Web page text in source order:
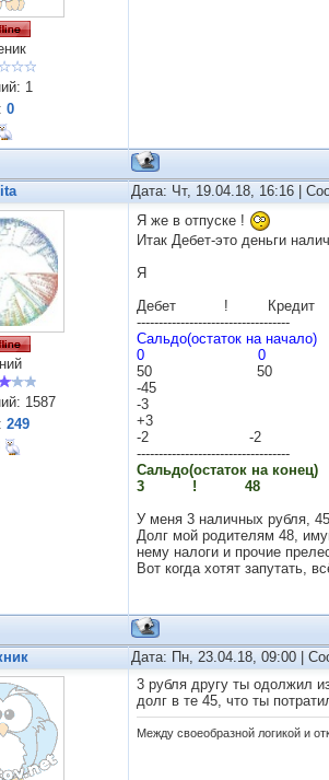
1
0
Дата: Чт, 19.04.18, 16:16 |
1587
249
Я же в отпуске !
Итак Дебет-это деньги
Я
Дебет !
Сальдо(остаток на начало)
0
50
-45
-
+3
-2 -2
Сальдо(остаток на конец)
3 !
У меня 3 наличных рубля,
Долг мой родителям 48,
нему налоги и прочие
Вот когда хотят запутать,
Дата: Пн, 23.04.18, 09:00 |
3 рубля другу ты одолжил
долг в те 45, что ты
Между своеобразной логикой и